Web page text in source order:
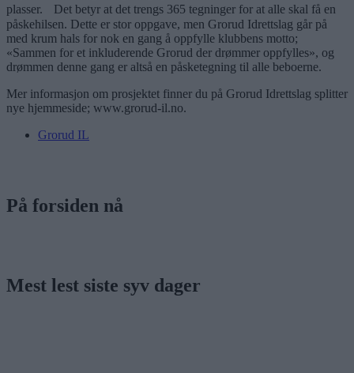
plasser. Det betyr at det trengs 365 tegninger for at alle skal få en
påskehilsen. Dette er stor oppgave, men Grorud Idrettslag går på
med krum hals for nok en gang å oppfylle klubbens motto;
«Sammen for et inkluderende Grorud der drømmer oppfylles», og
drømmen denne gang er altså en påsketegning til alle beboerne.
Mer informasjon om prosjektet finner du på Grorud Idrettslag splitter
nye hjemmeside; www.grorud-il.no.
Grorud IL
På forsiden nå
Mest lest siste syv dager